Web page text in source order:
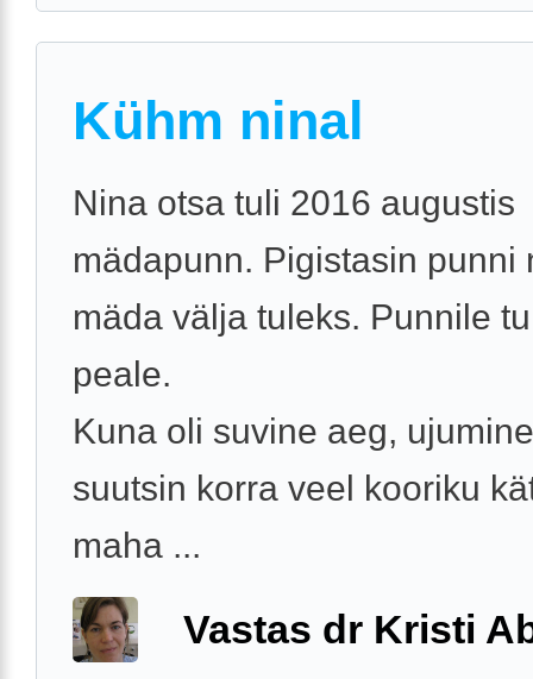
Kühm ninal
Nina otsa tuli 2016 augustis
mädapunn. Pigistasin punni
mäda välja tuleks. Punnile
peale.
Kuna oli suvine aeg,
suutsin korra veel kooriku
maha ...
Vastas dr Kristi